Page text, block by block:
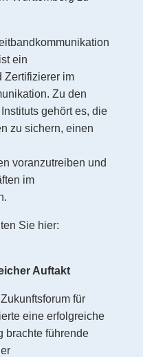
ein
Zertifizierer im
Zu den
gehört es, die
zu sichern, einen
voranzutreiben und
im
Sie hier:
Auftakt
für
eine erfolgreiche
brachte führende